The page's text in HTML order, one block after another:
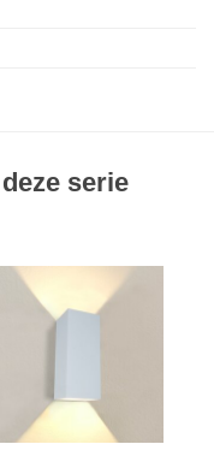
serie